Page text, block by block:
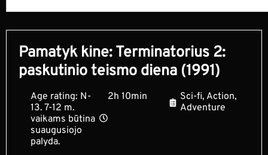
Pamatyk kine: Terminatorius 2:
paskutinio teismo diena (1991)
Age rating: N-
13. 7-12 m.
vaikams būtina
suaugusiojo
palyda.
2h 10min
Sci-fi, Action,
Adventure